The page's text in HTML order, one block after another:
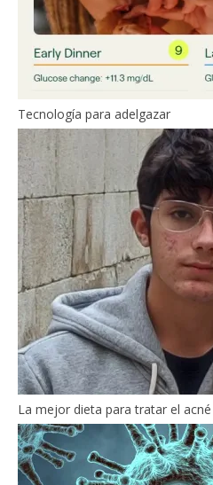
Tecnología para adelgazar
La mejor dieta para tratar el acné